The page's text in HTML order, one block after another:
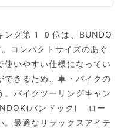
ング第10位は、BUNDO
コンパクトサイズのあぐ
使いやすい仕様になってい
できるため、車・バイクの
バイクツーリングキャン
バンドック) ロー
最適なリラックスアイテ